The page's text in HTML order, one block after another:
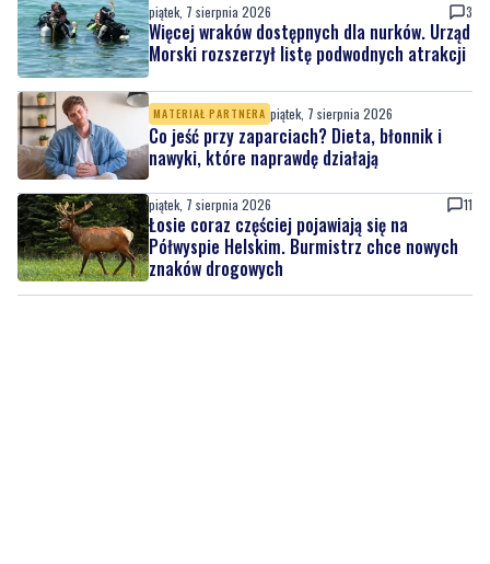
piątek, 7 sierpnia 2026 3
Więcej wraków dostępnych dla nurków. Urząd
Morski rozszerzył listę podwodnych atrakcji
MATERIAŁ PARTNERA piątek, 7 sierpnia 2026
Co jeść przy zaparciach? Dieta, błonnik i
nawyki, które naprawdę działają
piątek, 7 sierpnia 2026 11
Łosie coraz częściej pojawiają się na
Półwyspie Helskim. Burmistrz chce nowych
znaków drogowych